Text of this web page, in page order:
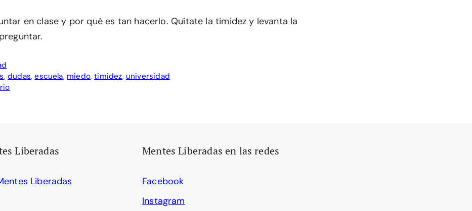
en clase y por qué es tan hacerlo. Quítate la timidez y levanta la
,dudas,escuela, miedo,timidez, universidad
Liberadas
Liberadas
Mentes Liberadas en las redes
Facebook
Instagram